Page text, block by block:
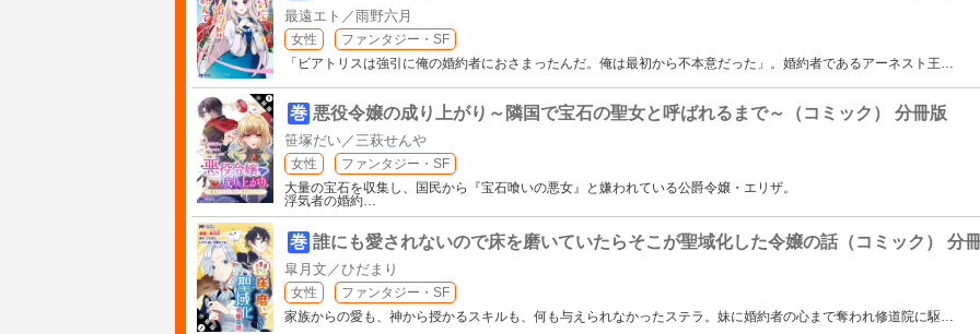
最遠エト／雨野六月
女性
ファンタジー・SF
「ビアトリスは強引に俺の婚約者におさまったんだ。俺は最初から不本意だった」。婚約者であるアーネスト王…
巻 悪役令嬢の成り上がり～隣国で宝石の聖女と呼ばれるまで～（コミック） 分冊版
笹塚だい／三萩せんや
女性
ファンタジー・SF
大量の宝石を収集し、国民から『宝石喰いの悪女』と嫌われている公爵令嬢・エリザ。
浮気者の婚約…
巻 誰にも愛されないので床を磨いていたらそこが聖域化した令嬢の話（コミック） 分
皐月文／ひだまり
女性
ファンタジー・SF
家族からの愛も、神から授かるスキルも、何も与えられなかったステラ。妹に婚約者の心まで奪われ修道院に駆…